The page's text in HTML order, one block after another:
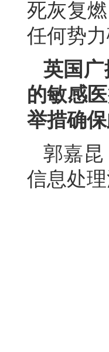
死灰复
任何势
英国
的敏感
举措确
郭嘉
信息处理